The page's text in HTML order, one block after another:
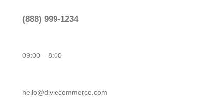
(888) 999-1234
09:00 – 8:00
hello@diviecommerce.com